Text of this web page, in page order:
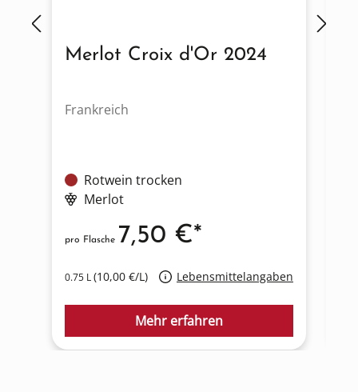
Merlot Croix d'Or 2024
Frankreich
Rotwein trocken
Merlot
0.75 L(10,00 €/L) Lebensmittelangaben
pro Flasche 7,50 €*
Mehr erfahren